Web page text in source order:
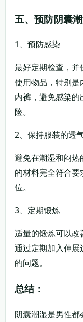
五、预防阴囊
1、预防感染
最好定期检查，
使用物品，特别
内裤，避免感染
险。
2、保持服装的透
避免在潮湿和闷
的材料完全符合
位。
3、定期锻炼
适量的锻炼可以
通过定期加入伸
的问题。
总结：
阴囊潮湿是男性